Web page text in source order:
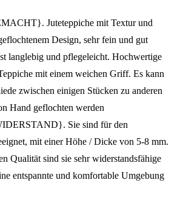
Juteteppiche mit Textur und
Design, sehr fein und gut
langlebig und pflegeleicht. Hochwertige
mit einem weichen Griff. Es kann
zwischen einigen Stücken zu anderen
Hand geflochten werden
Sie sind für den
mit einer Höhe / Dicke von 5-8 mm.
Qualität sind sie sehr widerstandsfähige
entspannte und komfortable Umgebung